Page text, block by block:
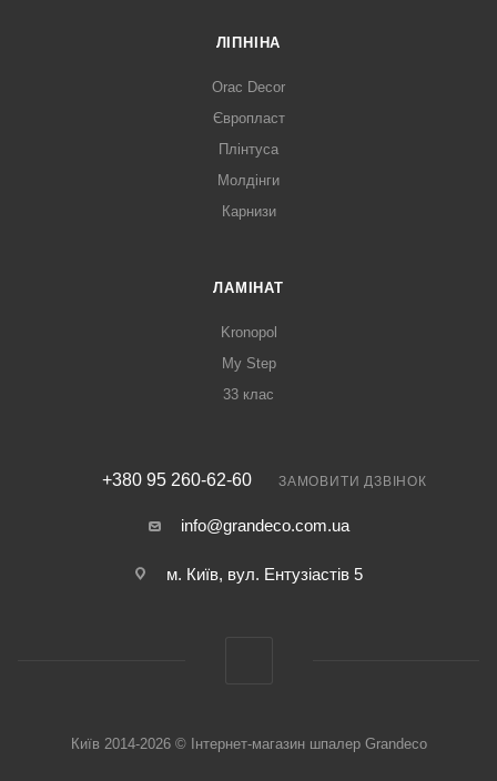
ЛІПНІНА
Orac Decor
Європласт
Плінтуса
Молдінги
Карнизи
ЛАМІНАТ
Kronopol
My Step
33 клас
+380 95 260-62-60 ЗАМОВИТИ ДЗВІНОК
info@grandeco.com.ua
м. Київ, вул. Ентузіастів 5
Київ 2014-2026 © Інтернет-магазин шпалер Grandeco